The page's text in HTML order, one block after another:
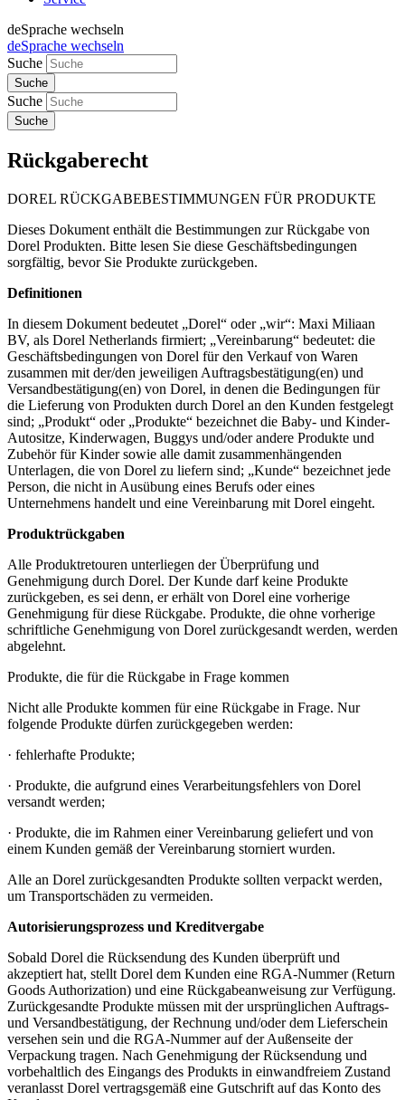
deSprache wechseln
deSprache wechseln
Suche
Suche
Rückgaberecht
DOREL RÜCKGABEBESTIMMUNGEN FÜR PRODUKTE
Dieses Dokument enthält die Bestimmungen zur Rückgabe von
Dorel Produkten. Bitte lesen Sie diese Geschäftsbedingungen
sorgfältig, bevor Sie Produkte zurückgeben.
Definitionen
In diesem Dokument bedeutet „Dorel“ oder „wir“: Maxi Miliaan
BV, als Dorel Netherlands firmiert; „Vereinbarung“ bedeutet: die
Geschäftsbedingungen von Dorel für den Verkauf von Waren
zusammen mit der/den jeweiligen Auftragsbestätigung(en) und
Versandbestätigung(en) von Dorel, in denen die Bedingungen für
die Lieferung von Produkten durch Dorel an den Kunden festgelegt
sind; „Produkt“ oder „Produkte“ bezeichnet die Baby- und Kinder-
Autositze, Kinderwagen, Buggys und/oder andere Produkte und
Zubehör für Kinder sowie alle damit zusammenhängenden
Unterlagen, die von Dorel zu liefern sind; „Kunde“ bezeichnet jede
Person, die nicht in Ausübung eines Berufs oder eines
Unternehmens handelt und eine Vereinbarung mit Dorel eingeht.
Produktrückgaben
Alle Produktretouren unterliegen der Überprüfung und
Genehmigung durch Dorel. Der Kunde darf keine Produkte
zurückgeben, es sei denn, er erhält von Dorel eine vorherige
Genehmigung für diese Rückgabe. Produkte, die ohne vorherige
schriftliche Genehmigung von Dorel zurückgesandt werden, werden
abgelehnt.
Produkte, die für die Rückgabe in Frage kommen
Nicht alle Produkte kommen für eine Rückgabe in Frage. Nur
folgende Produkte dürfen zurückgegeben werden:
· fehlerhafte Produkte;
· Produkte, die aufgrund eines Verarbeitungsfehlers von Dorel
versandt werden;
· Produkte, die im Rahmen einer Vereinbarung geliefert und von
einem Kunden gemäß der Vereinbarung storniert wurden.
Alle an Dorel zurückgesandten Produkte sollten verpackt werden,
um Transportschäden zu vermeiden.
Autorisierungsprozess und Kreditvergabe
Sobald Dorel die Rücksendung des Kunden überprüft und
akzeptiert hat, stellt Dorel dem Kunden eine RGA-Nummer (Return
Goods Authorization) und eine Rückgabeanweisung zur Verfügung.
Zurückgesandte Produkte müssen mit der ursprünglichen Auftrags-
und Versandbestätigung, der Rechnung und/oder dem Lieferschein
versehen sein und die RGA-Nummer auf der Außenseite der
Verpackung tragen. Nach Genehmigung der Rücksendung und
vorbehaltlich des Eingangs des Produkts in einwandfreiem Zustand
veranlasst Dorel vertragsgemäß eine Gutschrift auf das Konto des